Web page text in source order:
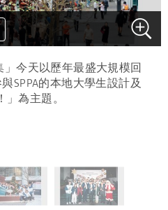
今天以歷年最盛大規模回
SPPA的本地大學生設計及
」為主題。